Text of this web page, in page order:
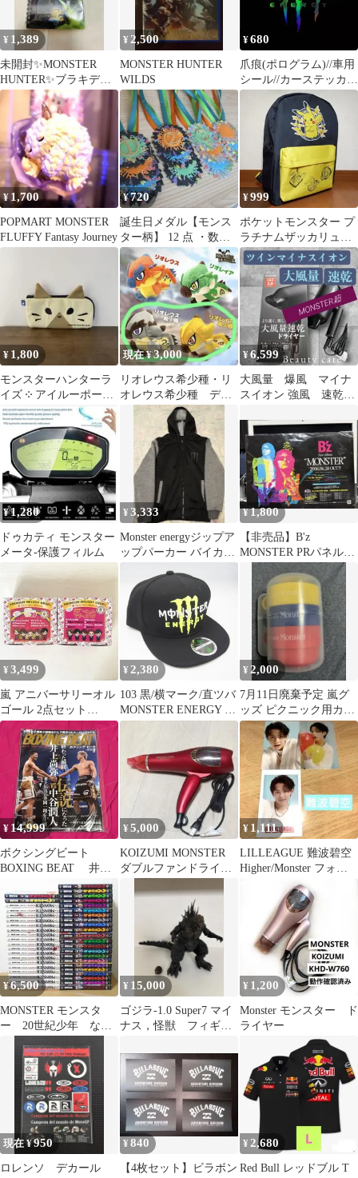
¥ 1,389
未開封✨MONSTER
HUNTER✨ブラキディ
オス3Dリングノート
¥ 2,500
MONSTER HUNTER
WILDS
¥680
爪痕(ポログラム)//車用
シール//カーステッカ
ー/モンスター/防水カー
シール
¥ 1,700
POPMART MONSTER
FLUFFY Fantasy Journey
¥720
誕生日メダル【モンス
ター柄】 12 点 ・数字
シール(12点) 付き
¥999
ポケットモンスター プ
ラチナムザッカリュッ
ク カバン ピカチュウ
¥ 1,800
モンスターハンターラ
イズ ༶ アイルーポーチ
Switch
現在 ¥3,000
リオレウス希少種・リ
オレウス希少種 デフ
ォルメぬいぐるみセッ
¥6,599
大風量 爆風 マイナ
スイオン 強風 速乾
級
¥1,280
ドゥカティ モンスター
メータ-保護フィルム
¥3,333
Monster energyジップア
ップパーカー バイカラ
¥1,800
【非売品】B'z
MONSTER PRパネル
【希少品】
¥3,499
嵐 アニバーサリーオル
ゴール 2点セット
Happiness Monster
¥2,380
103 黒/横マーク/直ツバ
MONSTER ENERGY 刺
繍 キャップ 帽子 モン
¥2,000
7月11日廃棄予定 嵐グ
ッズ ピクニック用カッ
プ
¥ 14,999
ボクシングビート
BOXING BEAT 井上
尚弥 MONSTER
¥5,000
KOIZUMI MONSTER
ダブルファンドライヤ
¥ 1,111
LILLEAGUE 難波碧空
Higher/Monster フォト
カ 3枚セット
¥6,500
MONSTER モンスタ
ー 20世紀少年 なま
ンヂの歌
¥ 15,000
ゴジラ-1.0 Super7 マイ
ナス，怪獣 フィギュ
系
¥ 1,200
Monster モンスター ド
ライヤー
現在 ¥950
ロレンソ デカール
¥840
【4枚セット】ビラボン
¥ 2,680
Red Bull レッドブル T